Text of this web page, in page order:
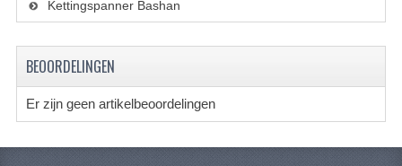
VELGEN
SHINERAY 300 STE
Kettingspanner Bashan
BEOORDELINGEN
Er zijn geen artikelbeoordelingen